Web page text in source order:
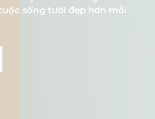
sống tươi đẹp hơn mỗi